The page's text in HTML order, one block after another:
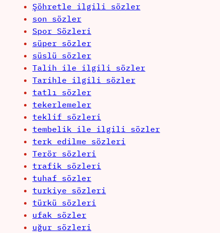
Şöhretle ilgili sözler
son sözler
Spor Sözleri
süper sözler
süslü sözler
Talih ile ilgili sözler
Tarihle ilgili sözler
tatlı sözler
tekerlemeler
teklif sözleri
tembelik ile ilgili sözler
terk edilme sözleri
Terör sözleri
trafik sözleri
tuhaf sözler
turkiye sözleri
türkü sözleri
ufak sözler
uğur sözleri